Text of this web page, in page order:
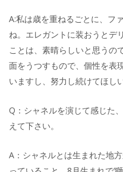
A:私は歳を重ねるごとに、フ
ね。エレガントに装おうとデ
ことは、素晴らしいと思うの
面をうつすもので、個性を表
いますし、努力し続けてほし
Q：シャネルを演じて感じた
えて下さい。
A：シャネルとは生まれた地